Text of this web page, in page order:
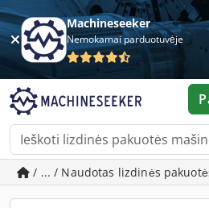
Machineseeker
Nemokamai parduotuvėje
/ ... / Naudotas lizdinės